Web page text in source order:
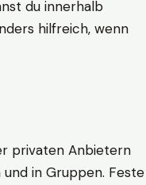
du innerhalb
hilfreich, wenn
privaten Anbietern
in Gruppen. Feste